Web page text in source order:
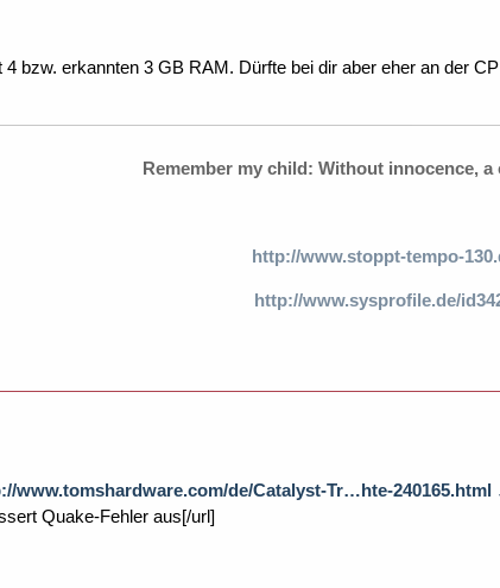
bzw. erkannten 3 GB RAM. Dürfte bei dir aber eher an der
Remember my child: Without innocence,
http://www.stoppt-tempo-
http://www.sysprofile.de/
www.tomshardware.com/de/Catalyst-Tr…hte-240165.html
Quake-Fehler aus[/url]